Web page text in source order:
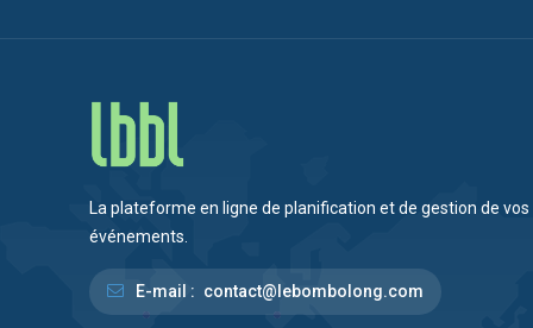
La plateforme en ligne de planification et de gestion de vos
événements.
E-mail : contact@lebombolong.com